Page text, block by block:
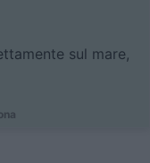
sul mare,